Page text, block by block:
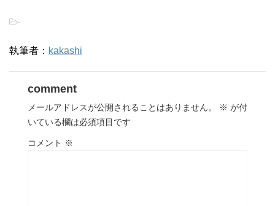
-
執筆者： kakashi
comment
メールアドレスが公開されることはありません。 ※ が付
いている欄は必須項目です
コメント ※